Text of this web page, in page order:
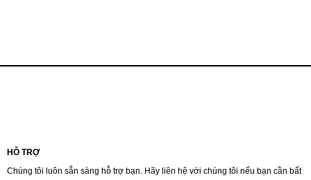
HỖ TRỢ
Chúng tôi luôn sẵn sàng hỗ trợ bạn. Hãy liên hệ với chúng tôi nếu bạn cần bất